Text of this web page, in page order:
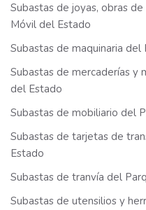
Subastas de joyas, obras
Móvil del Estado
Subastas de maquinaria
Subastas de mercaderías y
del Estado
Subastas de mobiliario del
Subastas de tarjetas de
Estado
Subastas de tranvía del
Subastas de utensilios y